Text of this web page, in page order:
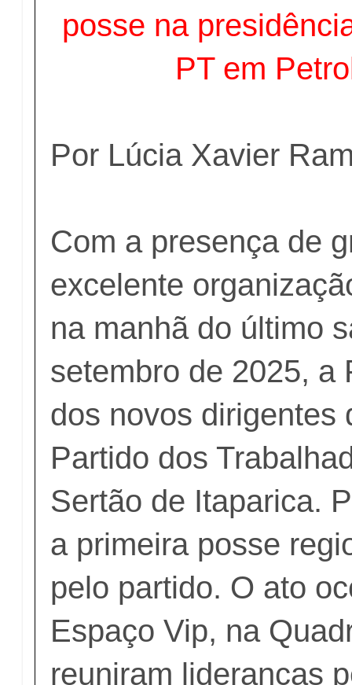
posse na
PT em
Por Lúcia Xavier
Com a presença de
excelente
na manhã do último
setembro de 2025, a
dos novos dirigentes
Partido dos
Sertão de Itaparica.
a primeira posse
pelo partido. O ato
Espaço Vip, na
reuniram lideranças